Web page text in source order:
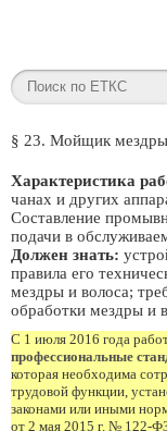
§ 23. Мойщик мездры
Характеристика
чанах и других
Составление
подачи в
Должен знать:
правила его
мездры и волоса;
обработки мездры и
С 1 июля 2016 года
профессиональные
которая необходима
трудовой функции,
законами или иными
от 2 мая 2015 г. № 122-